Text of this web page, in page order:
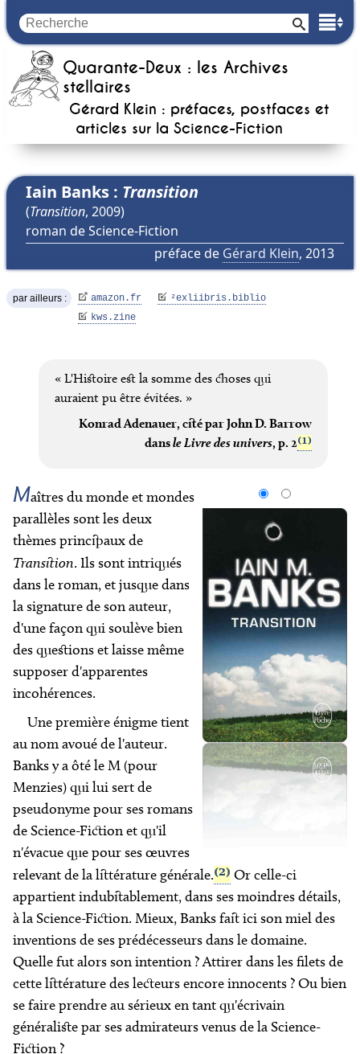
Quarante-Deux : les Archives
stellaires
Gérard Klein : préfaces, postfaces et
articles sur la Science-Fiction
Iain Banks : Transition
(Transition, 2009)
roman de Science-Fiction
préface de Gérard Klein, 2013
par ailleurs : amazon.fr ²exliibris.biblio
kws.zine
« L'Histoire est la somme des choses qui
auraient pu être évitées. »
Konrad Adenauer, cité par John D. Barrow
dansle Livre des univers, p. 2(1)
Maîtres du monde et mondes
parallèles sont les deux
thèmes principaux de
Transition. Ils sont intriqués
dans le roman, et jusque dans
la signature de son auteur,
d'une façon qui soulève bien
des questions et laisse même
supposer d'apparentes
incohérences.
Une première énigme tient
au nom avoué de l'auteur.
Banks y a ôté le M (pour
Menzies) qui lui sert de
pseudonyme pour ses romans
de Science-Fiction et qu'il
n'évacue que pour ses œuvres
relevant de la littérature générale.(2) Or celle-ci
appartient indubitablement, dans ses moindres détails,
à la Science-Fiction. Mieux, Banks fait ici son miel des
inventions de ses prédécesseurs dans le domaine.
Quelle fut alors son intention ? Attirer dans les filets de
cette littérature des lecteurs encore innocents ? Ou bien
se faire prendre au sérieux en tant qu'écrivain
généraliste par ses admirateurs venus de la Science-
Fiction ?